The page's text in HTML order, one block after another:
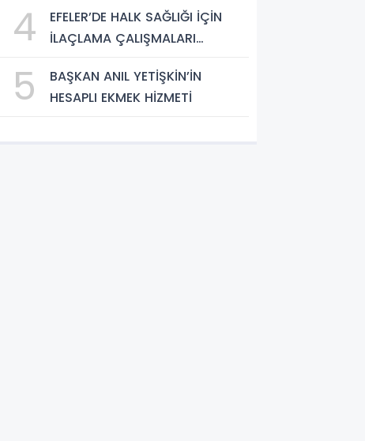
Tamamlandı
4
EFELER’DE HALK SAĞLIĞI İÇİN
İLAÇLAMA ÇALIŞMALARI
5
BAŞKAN ANIL YETİŞKİN’İN
HESAPLI EKMEK HİZMETİ